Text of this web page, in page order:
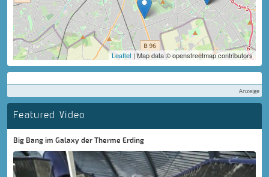
Leaflet | Map data © openstreetmap contributors
Anzeige
Featured Video
Big Bang im Galaxy der Therme Erding